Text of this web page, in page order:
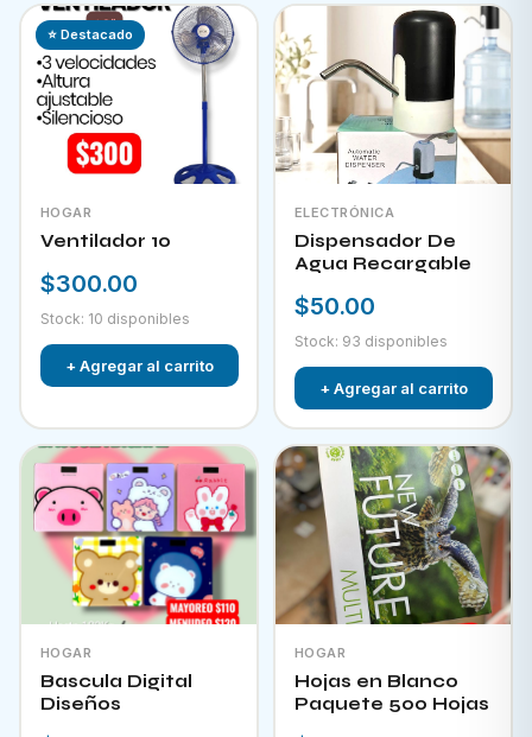
⭐ Destacado
HOGAR
Ventilador 10
$300.00
Stock: 10 disponibles
+ Agregar al carrito
ELECTRÓNICA
Dispensador De
Agua Recargable
$50.00
Stock: 93 disponibles
+ Agregar al carrito
HOGAR
Bascula Digital
Diseños
HOGAR
Hojas en Blanco
Paquete 500 Hojas